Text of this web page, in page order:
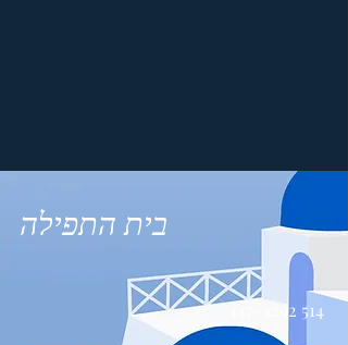
בית התפילה
514 447-4292